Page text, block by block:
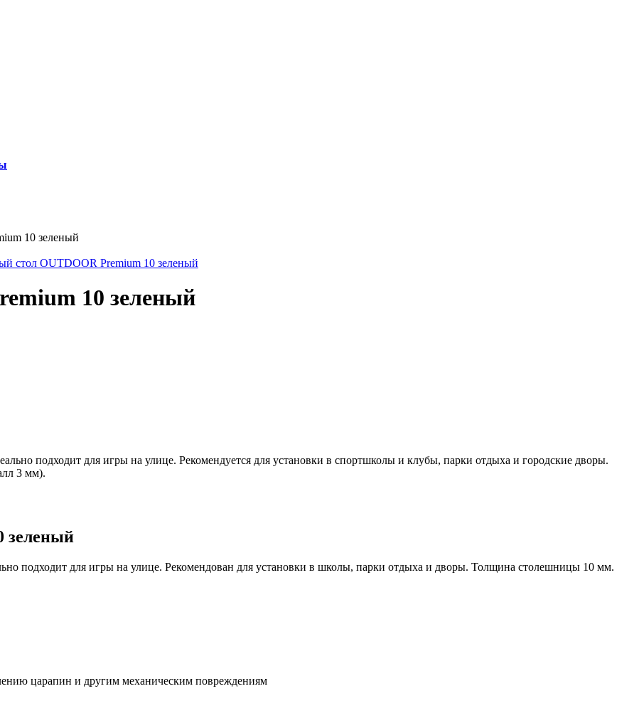
10 зеленый
10 зеленый
подходит для игры на улице. Рекомендуется для установки в спортшколы и клубы, парки отдыха и городские дворы.
3 мм).
зеленый
подходит для игры на улице. Рекомендован для установки в школы, парки отдыха и дворы. Толщина столешницы 10 мм.
царапин и другим механическим повреждениям